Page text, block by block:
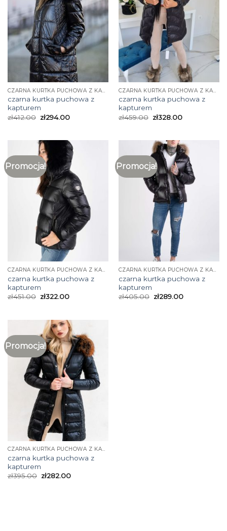
CZARNA KURTKA PUCHOWA Z KAPTUREM
czarna kurtka puchowa z
kapturem
zł412.00 zł294.00
CZARNA KURTKA PUCHOWA Z KAPTUREM
czarna kurtka puchowa z
kapturem
zł459.00 zł328.00
Promocja!
CZARNA KURTKA PUCHOWA Z KAPTUREM
czarna kurtka puchowa z
kapturem
zł451.00 zł322.00
Promocja!
CZARNA KURTKA PUCHOWA Z KAPTUREM
czarna kurtka puchowa z
kapturem
zł405.00 zł289.00
Promocja!
CZARNA KURTKA PUCHOWA Z KAPTUREM
czarna kurtka puchowa z
kapturem
zł395.00 zł282.00